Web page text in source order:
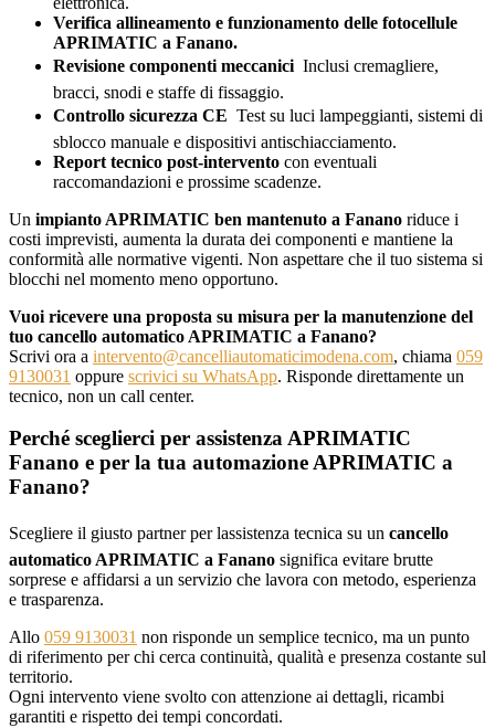
Verifica allineamento e funzionamento delle fotocellule
APRIMATIC a Fanano.
Revisione componenti meccanici  Inclusi cremagliere,
bracci, snodi e staffe di fissaggio.
Controllo sicurezza CE  Test su luci lampeggianti, sistemi di
sblocco manuale e dispositivi antischiacciamento.
Report tecnico post-intervento con eventuali
raccomandazioni e prossime scadenze.
Un impianto APRIMATIC ben mantenuto a Fanano riduce i
costi imprevisti, aumenta la durata dei componenti e mantiene la
conformità alle normative vigenti. Non aspettare che il tuo sistema si
blocchi nel momento meno opportuno.
Vuoi ricevere una proposta su misura per la manutenzione del
tuo cancello automatico APRIMATIC a Fanano?
Scrivi ora a intervento@cancelliautomaticimodena.com, chiama 059
9130031 oppure scrivici su WhatsApp. Risponde direttamente un
tecnico, non un call center.
Perché sceglierci per assistenza APRIMATIC
Fanano e per la tua automazione APRIMATIC a
Fanano?
Scegliere il giusto partner per lassistenza tecnica su un cancello
automatico APRIMATIC a Fanano significa evitare brutte
sorprese e affidarsi a un servizio che lavora con metodo, esperienza
e trasparenza.
Allo 059 9130031 non risponde un semplice tecnico, ma un punto
di riferimento per chi cerca continuità, qualità e presenza costante sul
territorio.
Ogni intervento viene svolto con attenzione ai dettagli, ricambi
garantiti e rispetto dei tempi concordati.